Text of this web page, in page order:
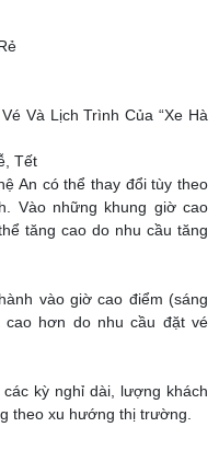
Và Lịch Trình Của “Xe Hà
Tết
An có thể thay đổi tùy theo
Vào những khung giờ cao
tăng cao do nhu cầu tăng
vào giờ cao điểm (sáng
hơn do nhu cầu đặt vé
kỳ nghỉ dài, lượng khách
theo xu hướng thị trường.